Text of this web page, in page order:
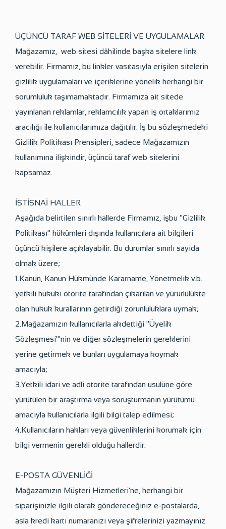
ÜÇÜNCÜ TARAF WEB SİTELERİ VE UYGULAMALAR
Mağazamız, web sitesi dâhilinde başka sitelere link
verebilir. Firmamız, bu linkler vasıtasıyla erişilen sitelerin
gizlilik uygulamaları ve içeriklerine yönelik herhangi bir
sorumluluk taşımamaktadır. Firmamıza ait sitede
yayınlanan reklamlar, reklamcılık yapan iş ortaklarımız
aracılığı ile kullanıcılarımıza dağıtılır. İş bu sözleşmedeki
Gizlilik Politikası Prensipleri, sadece Mağazamızın
kullanımına ilişkindir, üçüncü taraf web sitelerini
kapsamaz.
İSTİSNAİ HALLER
Aşağıda belirtilen sınırlı hallerde Firmamız, işbu "Gizlilik
Politikası" hükümleri dışında kullanıcılara ait bilgileri
üçüncü kişilere açıklayabilir. Bu durumlar sınırlı sayıda
olmak üzere;
1.Kanun, Kanun Hükmünde Kararname, Yönetmelik v.b.
yetkili hukuki otorite tarafından çıkarılan ve yürürlülükte
olan hukuk kurallarının getirdiği zorunluluklara uymak;
2.Mağazamızın kullanıcılarla akdettiği "Üyelik
Sözleşmesi"'nin ve diğer sözleşmelerin gereklerini
yerine getirmek ve bunları uygulamaya koymak
amacıyla;
3.Yetkili idari ve adli otorite tarafından usulüne göre
yürütülen bir araştırma veya soruşturmanın yürütümü
amacıyla kullanıcılarla ilgili bilgi talep edilmesi;
4.Kullanıcıların hakları veya güvenliklerini korumak için
bilgi vermenin gerekli olduğu hallerdir.
E-POSTA GÜVENLİĞİ
Mağazamızın Müşteri Hizmetleri’ne, herhangi bir
siparişinizle ilgili olarak göndereceğiniz e-postalarda,
asla kredi kartı numaranızı veya şifrelerinizi yazmayınız.